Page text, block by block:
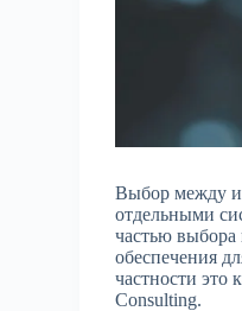
Выбор между
отдельными
частью выбора
обеспечения
частности это
Consulting.